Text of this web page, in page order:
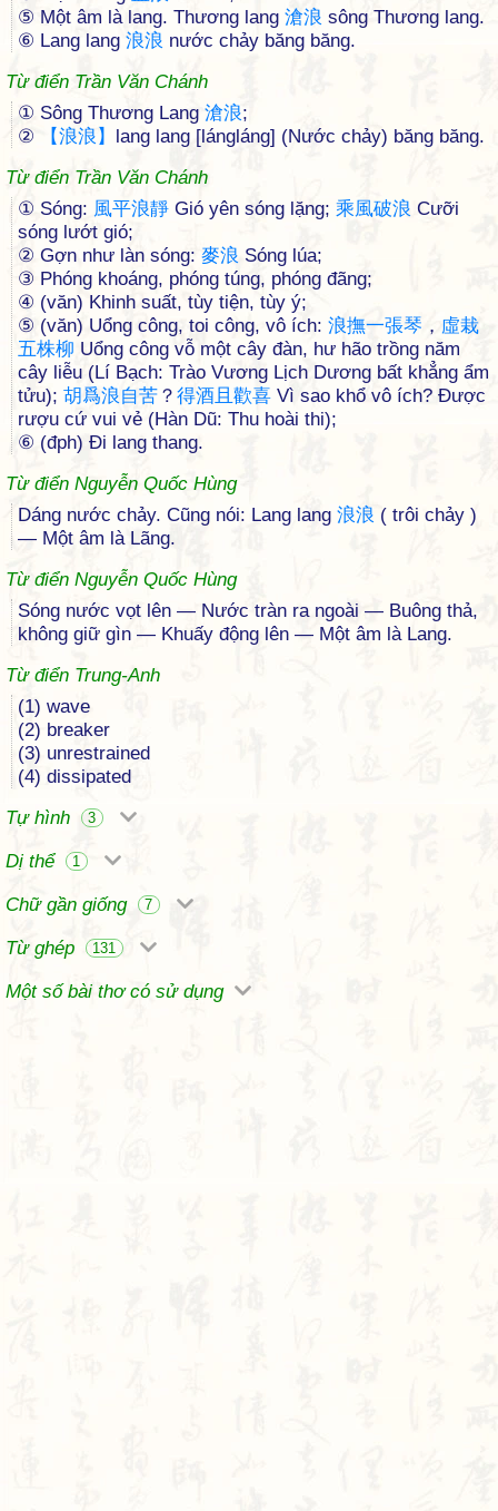
⑤ Một âm là lang. Thương lang 滄浪 sông Thương lang.
⑥ Lang lang 浪浪 nước chảy băng băng.
Từ điển Trần Văn Chánh
① Sông Thương Lang 滄浪;
②
【浪浪 】 lang lang [lángláng] (Nước chảy) băng băng.
Từ điển Trần Văn Chánh
① Sóng: 風平浪靜 Gió yên sóng lặng; 乘風破浪 Cưỡi
sóng lướt gió;
② Gợn như làn sóng: 麥浪 Sóng lúa;
③ Phóng khoáng, phóng túng, phóng đãng;
④ (văn) Khinh suất, tùy tiện, tùy ý;
⑤ (văn) Uổng công, toi công, vô ích: 浪撫一張琴 ， 虛栽
五株柳 Uổng công vỗ một cây đàn, hư hão trồng năm
cây liễu (Lí Bạch: Trào Vương Lịch Dương bất khẳng ẩm
tửu); 胡爲浪自苦 ？ 得酒 且 歡喜 Vì sao khổ vô ích? Được
rượu cứ vui vẻ (Hàn Dũ: Thu hoài thi);
⑥ (đph) Đi lang thang.
Từ điển Nguyễn Quốc Hùng
Dáng nước chảy. Cũng nói: Lang lang 浪浪 ( trôi chảy )
— Một âm là Lãng.
Từ điển Nguyễn Quốc Hùng
Sóng nước vọt lên — Nước tràn ra ngoài — Buông thả,
không giữ gìn — Khuấy động lên — Một âm là Lang.
Từ điển Trung-Anh
(1) wave
(2) breaker
(3) unrestrained
(4) dissipated
Tự hình
3
Dị thể 1
Chữ gần giống 7
Từ ghép 131
Một số bài thơ có sử dụng